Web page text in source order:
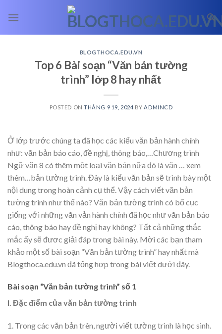
BLOGTHOCA.EDU.VN
Top 6 Bài soạn “Văn bản tường
trình” lớp 8 hay nhất
POSTED ONTHÁNG 9 19, 2024 BY ADMINCD
Ở lớp trước chúng ta đã học các kiểu văn bản hành chính
như: văn bản báo cáo, đề nghị, thông báo,…Chương trình
Ngữ văn 8 có thêm một loại văn bản nữa đó là văn
… xem
thêm… bản tường trình. Đây là kiểu văn bản sẽ trình bày một
nội dung trong hoàn cảnh cụ thể. Vậy cách viết văn bản
tường trình như thế nào? Văn bản tường trình có bố cục
giống với những văn vản hành chính đã học như văn bản báo
cáo, thông báo hay đề nghị hay không? Tất cả những thắc
mắc ấy sẽ đươc giải đáp trong bài này. Mời các bạn tham
khảo một số bài soạn “Văn bản tường trình” hay nhất mà
Blogthoca.edu.vn đã tổng hợp trong bài viết dưới đây.
Bài soạn “Văn bản tường trình” số 1
I. Đặc điểm của văn bản tường trình
1. Trong các văn bản trên, người viết tường trình là học sinh.